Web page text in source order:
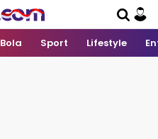
Bola Sport Lifestyle